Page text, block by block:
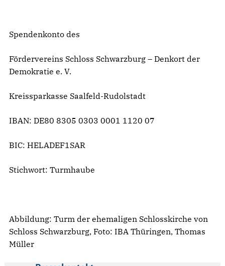
Spendenkonto des
Fördervereins Schloss Schwarzburg – Denkort der
Demokratie e. V.
Kreissparkasse Saalfeld-Rudolstadt
IBAN: DE80 8305 0303 0001 1120 07
BIC: HELADEF1SAR
Stichwort: Turmhaube
Abbildung: Turm der ehemaligen Schlosskirche von
Schloss Schwarzburg, Foto: IBA Thüringen, Thomas
Müller